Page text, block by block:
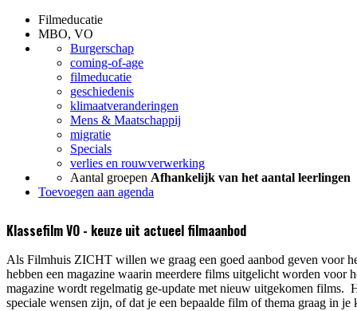
Filmeducatie
MBO, VO
Burgerschap
coming-of-age
filmeducatie
geschiedenis
klimaatveranderingen
Mens & Maatschappij
migratie
Specials
verlies en rouwverwerking
Aantal groepen Afhankelijk van het aantal leerlingen
Toevoegen aan agenda
Klassefilm VO - keuze uit actueel filmaanbod
Als Filmhuis ZICHT willen we graag een goed aanbod geven voor
hebben een magazine waarin meerdere films uitgelicht worden voor
magazine wordt regelmatig ge-update met nieuw uitgekomen films.
speciale wensen zijn, of dat je een bepaalde film of thema graag in